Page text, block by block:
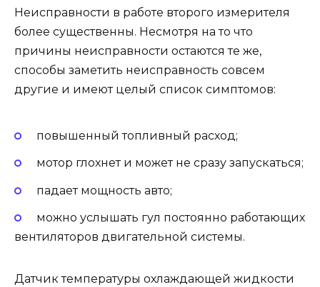
Неисправности в работе второго измерителя
более существенны. Несмотря на то что
причины неисправности остаются те же,
способы заметить неисправность совсем
другие и имеют целый список симптомов:
повышенный топливный расход;
мотор глохнет и может не сразу запускаться;
падает мощность авто;
можно услышать гул постоянно работающих
вентиляторов двигательной системы.
Датчик температуры охлаждающей жидкости